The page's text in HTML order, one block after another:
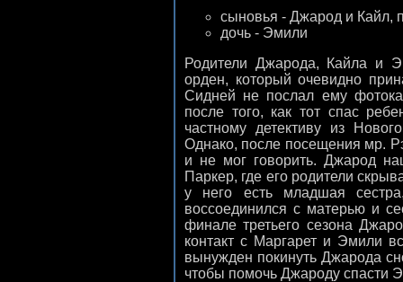
сыновья - Джарод и Кайл,
дочь - Эмили
Родители Джарода, Кайла и
орден, который очевидно
Сидней не послал ему
после того, как тот спас
частному детективу из
Однако, после посещения мр.
и не мог говорить. Джарод
Паркер, где его родители
у него есть младшая
воссоединился с матерью и
финале третьего сезона
контакт с Маргарет и Эмили
вынужден покинуть Джарода
чтобы помочь Джароду спасти